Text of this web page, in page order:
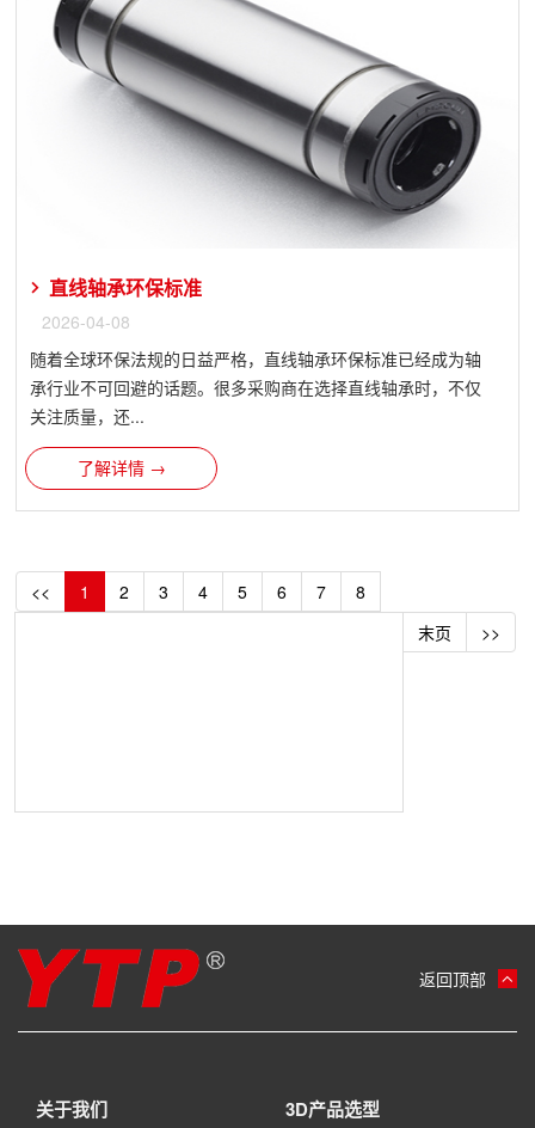
直线轴承环保标准
2026-04-08
随着全球环保法规的日益严格，直线轴承环保标准已经成为轴
承行业不可回避的话题。很多采购商在选择直线轴承时，不仅
关注质量，还...
了解详情 →
<< 1 2 3 4 5 6 7
8
末页
>>
返回顶部
关于我们 3D产品选型